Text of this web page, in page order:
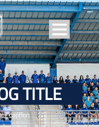
TITLE
caption